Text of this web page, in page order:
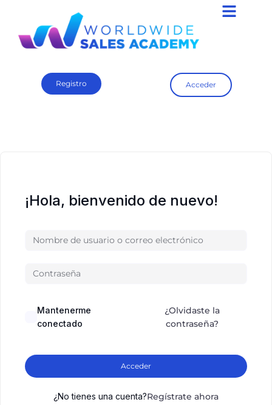
Registro Acceder
¡Hola, bienvenido de nuevo!
Mantenerme
conectado
¿Olvidaste la
contraseña?
Acceder
¿No tienes una cuenta?Regístrate ahora